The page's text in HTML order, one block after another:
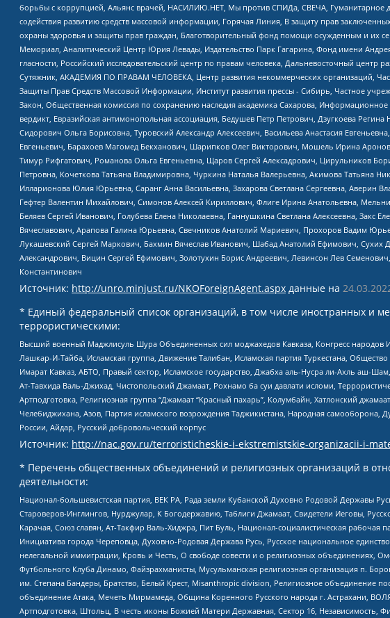
борьбы с коррупцией, Альянс врачей, НАСИЛИЮ.НЕТ, Мы против СПИДа, СВЕЧА, Гуманитарное
содействия развитию средств массовой информации, Горячая Линия, В защиту прав
охраны здоровья и защиты прав граждан, Благотворительный фонд помощи осужденным и их
Мемориал, Аналитический Центр Юрия Левады, Издательство Парк Гагарина, Фонд имени
гласности, Российский исследовательский центр по правам человека, Дальневосточный центр
Сутяжник, АКАДЕМИЯ ПО ПРАВАМ ЧЕЛОВЕКА, Центр развития некоммерческих организаций,
Защиты Прав Средств Массовой Информации, Институт развития прессы - Сибирь, Частное
Закон, Общественная комиссия по сохранению наследия академика Сахарова,
вердикт, Евразийская антимонопольная ассоциация, Бедушев Петр Петрович, Дзугкоева
Сидорович Ольга Борисовна, Туровский Александр Алексеевич, Васильева Анастасия
Евгеньевич, Барахоев Магомед Бекханович, Шарипков Олег Викторович, Мошель Ирина
Тимур Рифгатович, Романова Ольга Евгеньевна, Щаров Сергей Алексадрович, Цирульников
Петровна, Кочеткова Татьяна Владимировна, Чуркина Наталья Валерьевна, Акимова Татьяна
Илларионова Юлия Юрьевна, Саранг Анна Васильевна, Захарова Светлана Сергеевна,
Гефтер Валентин Михайлович, Симонов Алексей Кириллович, Флиге Ирина Анатольевна,
Беляев Сергей Иванович, Голубева Елена Николаевна, Ганнушкина Светлана Алексеевна,
Вячеславович, Арапова Галина Юрьевна, Свечников Анатолий Мариевич, Прохоров Вадим
Лукашевский Сергей Маркович, Бахмин Вячеслав Иванович, Шабад Анатолий Ефимович,
Александрович, Вицин Сергей Ефимович, Золотухин Борис Андреевич, Левинсон Лев
Константинович
Источник: http://unro.minjust.ru/NKOForeignAgent.aspx данные на
* Единый федеральный список организаций, в том числе иностранных и
террористическими:
Высший военный Маджлисуль Шура Объединенных сил моджахедов Кавказа, Конгресс народов
Лашкар-И-Тайба, Исламская группа, Движение Талибан, Исламская партия Туркестана,
Имарат Кавказ, АБТО, Правый сектор, Исламское государство, Джабха аль-Нусра ли-Ахль аш-
Ат-Тавхида Валь-Джихад, Чистопольский Джамаат, Рохнамо ба суи давлати исломи,
Артподготовка, Религиозная группа “Джамаат “Красный пахарь”, Колумбайн, Хатлонский
Челебиджихана, Азов, Партия исламского возрождения Таджикистана, Народная
России, Айдар, Русский добровольческий корпус
Источник: http://nac.gov.ru/terroristicheskie-i-ekstremistskie-organizacii-i-
* Перечень общественных объединений и религиозных организаций в
деятельности:
Национал-большевистская партия, ВЕК РА, Рада земли Кубанской Духовно Родовой Державы
Староверов-Инглингов, Нурджулар, К Богодержавию, Таблиги Джамаат, Свидетели Иеговы,
Карачая, Союз славян, Ат-Такфир Валь-Хиджра, Пит Буль, Национал-социалистическая
Инициатива города Череповца, Духовно-Родовая Держава Русь, Русское национальное
нелегальной иммиграции, Кровь и Честь, О свободе совести и о религиозных объединениях,
Футбольного Клуба Динамо, Файзрахманисты, Мусульманская религиозная организация п.
им. Степана Бандеры, Братство, Белый Крест, Misanthropic division, Религиозное объединение
объединение Атака, Мечеть Мирмамеда, Община Коренного Русского народа г. Астрахани,
Артподготовка, Штольц, В честь иконы Божией Матери Державная, Сектор 16,